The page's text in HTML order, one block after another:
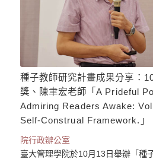
種子教師研究計畫成果分享：
獎、陳聿宏老師「A Prideful
Admiring Readers Awake:
Self-Construal Framework.」
院行政辦公室
臺大管理學院於10月13日舉辦「種